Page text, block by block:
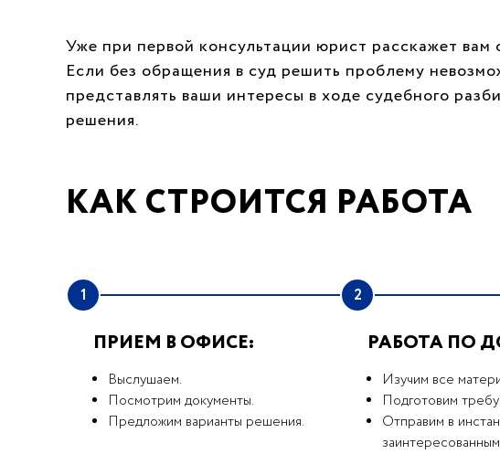
Уже при первой консультации юрист расскажет
Если без обращения в суд решить проблему
представлять ваши интересы в ходе судебного
решения.
КАК СТРОИТСЯ РАБОТА
1
ПРИЕМ В ОФИСЕ:
Выслушаем.
Посмотрим документы.
Предложим варианты решения.
2
РАБОТА ПО
Изучим все
Подготовим
Отправим в